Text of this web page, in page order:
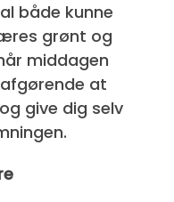
både kunne
grønt og
middagen
at
give dig selv